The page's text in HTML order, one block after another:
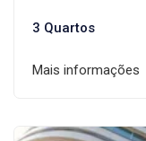
3 Quartos
Mais informações